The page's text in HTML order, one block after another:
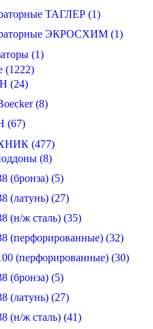
ТАГЛЕР (1)
ЭКРОСХИМ (1)
(1)
(1222)
(24)
(8)
(67)
(477)
(8)
(бронза) (5)
(латунь) (27)
(н/ж сталь) (35)
(перфорированные) (32)
(перфорированные) (30)
(бронза) (5)
(латунь) (27)
(н/ж сталь) (41)